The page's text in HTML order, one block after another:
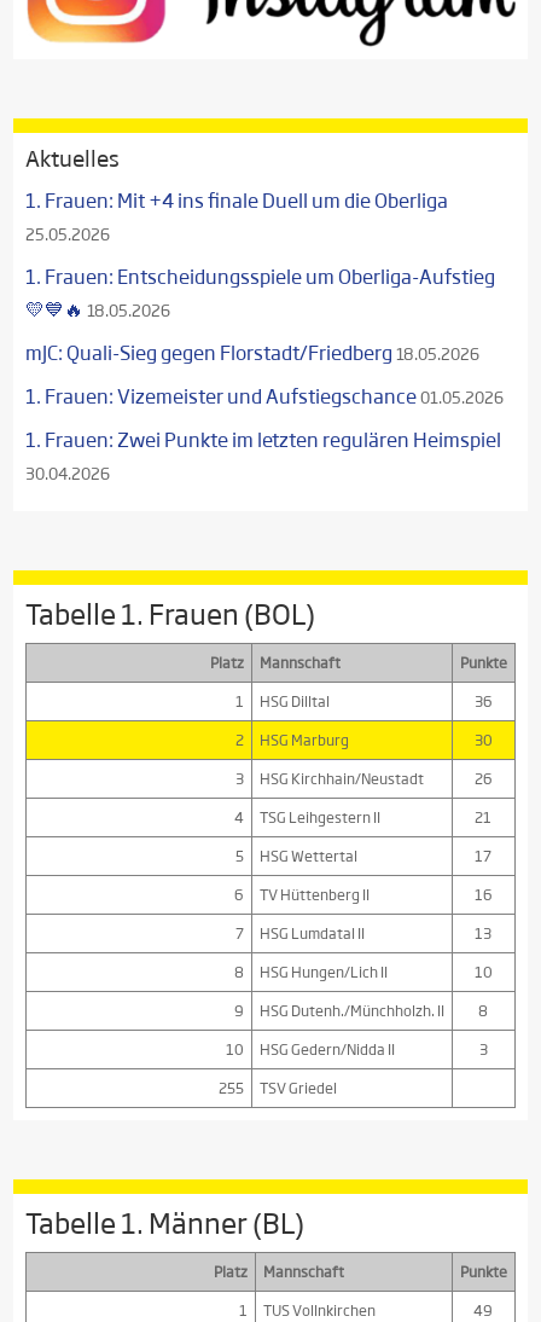
Aktuelles
1. Frauen: Mit +4 ins finale Duell um die Oberliga
25.05.2026
1. Frauen: Entscheidungsspiele um Oberliga-Aufstieg
💛💙🔥 18.05.2026
mJC: Quali-Sieg gegen Florstadt/Friedberg 18.05.2026
1. Frauen: Vizemeister und Aufstiegschance01.05.2026
1. Frauen: Zwei Punkte im letzten regulären Heimspiel
30.04.2026
Tabelle 1. Frauen (BOL)
Platz Mannschaft
Punkte
1
HSG Dilltal
36
2
HSG Marburg
30
3
HSG Kirchhain/Neustadt
26
4
TSG Leihgestern II
21
5
HSG Wettertal
17
6
TV Hüttenberg II
16
7
HSG Lumdatal II
13
8
HSG Hungen/Lich II
10
9
HSG Dutenh./Münchholzh. II
8
10
HSG Gedern/Nidda II
3
255
TSV Griedel
Tabelle 1. Männer (BL)
Platz Mannschaft
Punkte
1
TUS Vollnkirchen 49